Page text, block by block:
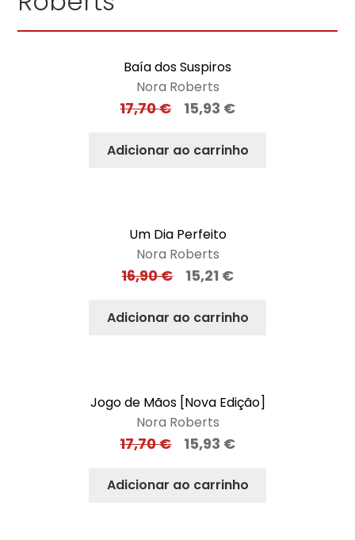
Baía dos Suspiros
Nora Roberts
17,70€ 15,93 €
Adicionar ao carrinho
Um Dia Perfeito
Nora Roberts
16,90€ 15,21 €
Adicionar ao carrinho
Jogo de Mãos [Nova Edição]
Nora Roberts
17,70€ 15,93 €
Adicionar ao carrinho